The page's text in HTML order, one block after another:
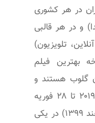
در هر کشوری
و در هر قالبی
تلویزیون)
بهترین فیلم
گلوب هستند و
باید در فاصله زمانی ۱ اکتبر ۲۰۱۹ تا ۲۸ فوریه
۲۰۲۱ (۹ مهر ۱۳۹۸ تا ۱۰ اسفند ۱۳۹۹) در یکی